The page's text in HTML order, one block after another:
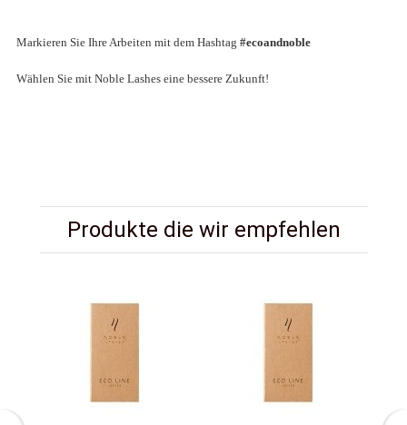
Markieren Sie Ihre Arbeiten mit dem Hashtag #ecoandnoble
Wählen Sie mit Noble Lashes eine bessere Zukunft!
Produkte die wir empfehlen